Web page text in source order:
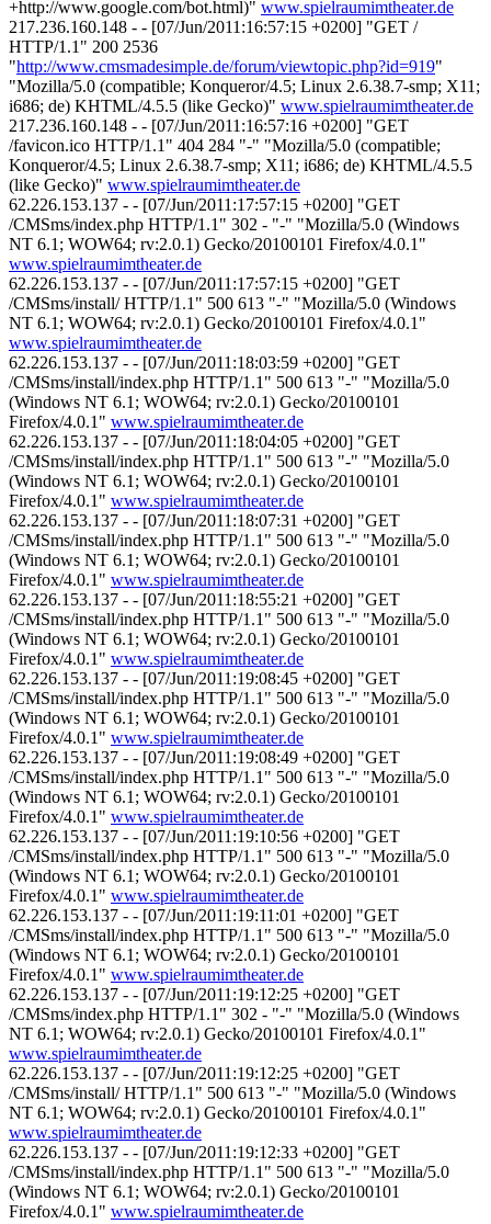
+http://www.google.com/bot.html)" www.spielraumimtheater.de
217.236.160.148 - - [07/Jun/2011:16:57:15 +0200] "GET /
HTTP/1.1" 200 2536
"http://www.cmsmadesimple.de/forum/viewtopic.php?id=919"
"Mozilla/5.0 (compatible; Konqueror/4.5; Linux 2.6.38.7-smp; X11;
i686; de) KHTML/4.5.5 (like Gecko)" www.spielraumimtheater.de
217.236.160.148 - - [07/Jun/2011:16:57:16 +0200] "GET
/favicon.ico HTTP/1.1" 404 284 "-" "Mozilla/5.0 (compatible;
Konqueror/4.5; Linux 2.6.38.7-smp; X11; i686; de) KHTML/4.5.5
(like Gecko)" www.spielraumimtheater.de
62.226.153.137 - - [07/Jun/2011:17:57:15 +0200] "GET
/CMSms/index.php HTTP/1.1" 302 - "-" "Mozilla/5.0 (Windows
NT 6.1; WOW64; rv:2.0.1) Gecko/20100101 Firefox/4.0.1"
www.spielraumimtheater.de
62.226.153.137 - - [07/Jun/2011:17:57:15 +0200] "GET
/CMSms/install/ HTTP/1.1" 500 613 "-" "Mozilla/5.0 (Windows
NT 6.1; WOW64; rv:2.0.1) Gecko/20100101 Firefox/4.0.1"
www.spielraumimtheater.de
62.226.153.137 - - [07/Jun/2011:18:03:59 +0200] "GET
/CMSms/install/index.php HTTP/1.1" 500 613 "-" "Mozilla/5.0
(Windows NT 6.1; WOW64; rv:2.0.1) Gecko/20100101
Firefox/4.0.1" www.spielraumimtheater.de
62.226.153.137 - - [07/Jun/2011:18:04:05 +0200] "GET
/CMSms/install/index.php HTTP/1.1" 500 613 "-" "Mozilla/5.0
(Windows NT 6.1; WOW64; rv:2.0.1) Gecko/20100101
Firefox/4.0.1" www.spielraumimtheater.de
62.226.153.137 - - [07/Jun/2011:18:07:31 +0200] "GET
/CMSms/install/index.php HTTP/1.1" 500 613 "-" "Mozilla/5.0
(Windows NT 6.1; WOW64; rv:2.0.1) Gecko/20100101
Firefox/4.0.1" www.spielraumimtheater.de
62.226.153.137 - - [07/Jun/2011:18:55:21 +0200] "GET
/CMSms/install/index.php HTTP/1.1" 500 613 "-" "Mozilla/5.0
(Windows NT 6.1; WOW64; rv:2.0.1) Gecko/20100101
Firefox/4.0.1" www.spielraumimtheater.de
62.226.153.137 - - [07/Jun/2011:19:08:45 +0200] "GET
/CMSms/install/index.php HTTP/1.1" 500 613 "-" "Mozilla/5.0
(Windows NT 6.1; WOW64; rv:2.0.1) Gecko/20100101
Firefox/4.0.1" www.spielraumimtheater.de
62.226.153.137 - - [07/Jun/2011:19:08:49 +0200] "GET
/CMSms/install/index.php HTTP/1.1" 500 613 "-" "Mozilla/5.0
(Windows NT 6.1; WOW64; rv:2.0.1) Gecko/20100101
Firefox/4.0.1" www.spielraumimtheater.de
62.226.153.137 - - [07/Jun/2011:19:10:56 +0200] "GET
/CMSms/install/index.php HTTP/1.1" 500 613 "-" "Mozilla/5.0
(Windows NT 6.1; WOW64; rv:2.0.1) Gecko/20100101
Firefox/4.0.1" www.spielraumimtheater.de
62.226.153.137 - - [07/Jun/2011:19:11:01 +0200] "GET
/CMSms/install/index.php HTTP/1.1" 500 613 "-" "Mozilla/5.0
(Windows NT 6.1; WOW64; rv:2.0.1) Gecko/20100101
Firefox/4.0.1" www.spielraumimtheater.de
62.226.153.137 - - [07/Jun/2011:19:12:25 +0200] "GET
/CMSms/index.php HTTP/1.1" 302 - "-" "Mozilla/5.0 (Windows
NT 6.1; WOW64; rv:2.0.1) Gecko/20100101 Firefox/4.0.1"
www.spielraumimtheater.de
62.226.153.137 - - [07/Jun/2011:19:12:25 +0200] "GET
/CMSms/install/ HTTP/1.1" 500 613 "-" "Mozilla/5.0 (Windows
NT 6.1; WOW64; rv:2.0.1) Gecko/20100101 Firefox/4.0.1"
www.spielraumimtheater.de
62.226.153.137 - - [07/Jun/2011:19:12:33 +0200] "GET
/CMSms/install/index.php HTTP/1.1" 500 613 "-" "Mozilla/5.0
(Windows NT 6.1; WOW64; rv:2.0.1) Gecko/20100101
Firefox/4.0.1" www.spielraumimtheater.de